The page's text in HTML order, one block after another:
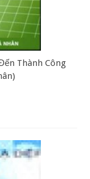
Thành Công